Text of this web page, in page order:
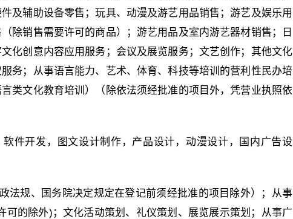
及辅助设备零售；玩具、动漫及游艺用品销售；游艺及娱乐用
除销售需要许可的商品）；游艺用品及室内游艺器材销售；日
化创意内容应用服务；会议及展览服务；文艺创作；其他文化
务；从事语言能力、艺术、体育、科技等培训的营利性民办培
类文化教育培训）（除依法须经批准的项目外，凭营业执照依
件开发，图文设计制作，产品设计，动漫设计，国内广告设
法规、国务院决定规定在登记前须经批准的项目除外）；从事
的除外)；文化活动策划、礼仪策划、展览展示策划；从事广